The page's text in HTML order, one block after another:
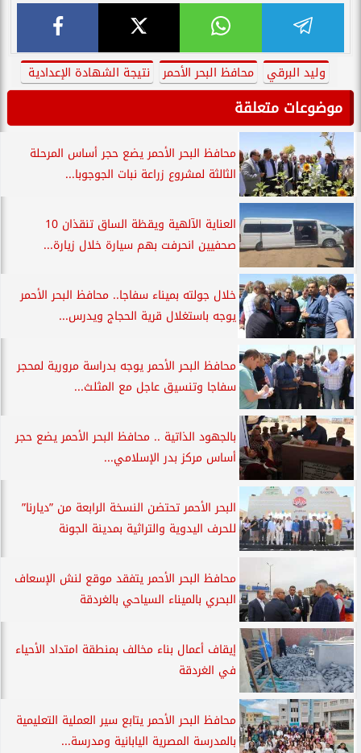
وليد البرقي محافظ البحر الأحمر نتيجة الشهادة الإعدادية
موضوعات متعلقة
محافظ البحر الأحمر يضع حجر أساس المرحلة
الثالثة لمشروع زراعة نبات الجوجوبا...
العناية الآلهية ويقظة الساق تنقذان 10
صحفيين انحرفت بهم سيارة خلال زيارة...
خلال جولته بميناء سفاجا.. محافظ البحر الأحمر
يوجه باستغلال قرية الحجاج ويدرس...
محافظ البحر الأحمر يوجه بدراسة مرورية لمحجر
سفاجا وتنسيق عاجل مع المثلث...
بالجهود الذاتية .. محافظ البحر الأحمر يضع حجر
أساس مركز بدر الإسلامي...
البحر الأحمر تحتضن النسخة الرابعة من ”ديارنا”
للحرف اليدوية والتراثية بمدينة الجونة
محافظ البحر الأحمر يتفقد موقع لنش الإسعاف
البحري بالميناء السياحي بالغردقة
إيقاف أعمال بناء مخالف بمنطقة امتداد الأحياء
في الغردقة
محافظ البحر الأحمر يتابع سير العملية التعليمية
بالمدرسة المصرية اليابانية ومدرسة...